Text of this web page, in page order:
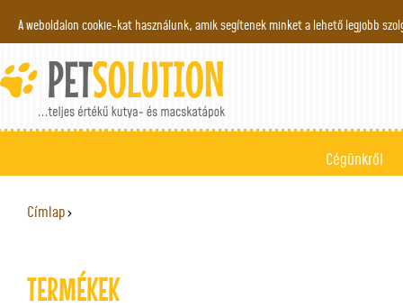
A weboldalon cookie-kat használunk, amik segítenek minket a lehető legjobb
Cégünkről
JELENLEGI HELY
Címlap›
TERMÉKEK